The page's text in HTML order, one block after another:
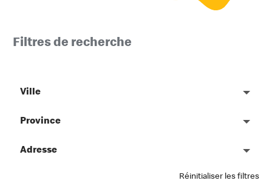
Filtres de recherche
Ville
Province
Adresse
Réinitialiser les filtres